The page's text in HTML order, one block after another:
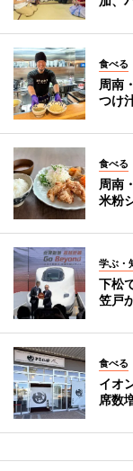
食べる
周南
つけ
食べる
周南
米粉
学ぶ・
下松
笠戸
食べる
イオ
席数